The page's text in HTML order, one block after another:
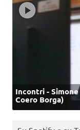
Incontri -
Coero Borga)